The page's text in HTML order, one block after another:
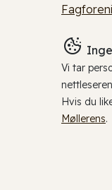
Vi tar
Hvis du
Møllerens.